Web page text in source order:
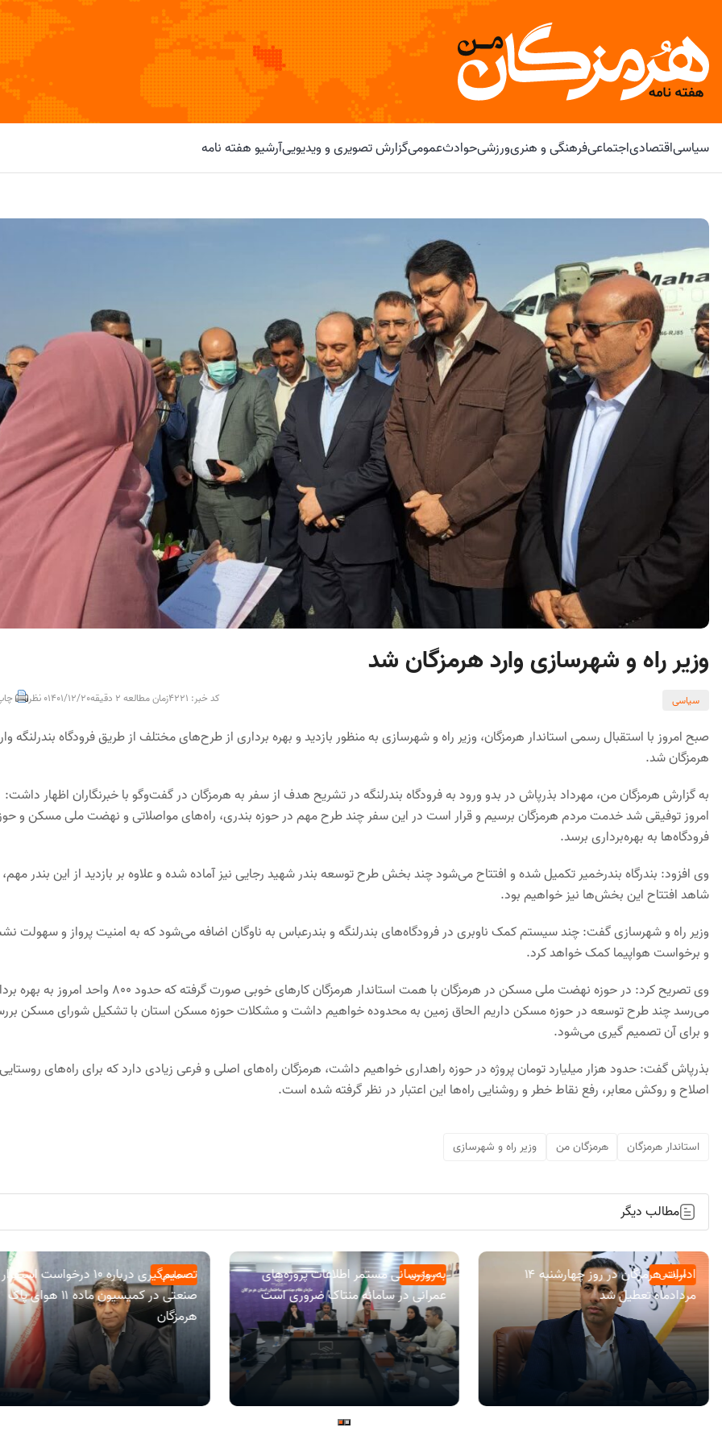
سیاسیاقتصادیاجتماعیفرهنگی و هنریورزشیحوادثعمومیگزارش تصویری و ویدیوییآرشیو هفته نامه
وزیر راه و شهرسازی وارد هرمزگان شد
سیاسی کد خبر: 4221 زمان مطالعه 2 دقیقه 1401/12/200 نظر
صبح امروز با استقبال رسمی استاندار هرمزگان، وزیر راه و شهرسازی به منظور بازدید و بهره برداری از طرح‌های مختلف از طریق فرودگاه بندرلنگه
هرمزگان شد.
به گزارش هرمزگان من، مهرداد بذرپاش در بدو ورود به فرودگاه بندرلنگه در تشریح هدف از سفر به هرمزگان در گفت‌وگو با خبرنگاران اظهار داشت:
امروز توفیقی شد خدمت مردم هرمزگان برسیم و قرار است در این سفر چند طرح مهم در حوزه بندری، راه‌های مواصلاتی و نهضت ملی مسکن و
فرودگاه‌ها به بهره‌برداری برسد.
وی افزود: بندرگاه بندرخمیر تکمیل شده و افتتاح می‌شود چند بخش طرح توسعه بندر شهید رجایی نیز آماده شده و علاوه بر بازدید از این بندر مهم،
شاهد افتتاح این بخش‌ها نیز خواهیم بود.
وزیر راه و شهرسازی گفت: چند سیستم کمک ناوبری در فرودگاه‌های بندرلنگه و بندرعباس به ناوگان اضافه می‌شود که به امنیت پرواز و سهولت
و برخواست هواپیما کمک خواهد کرد.
وی تصریح کرد: در حوزه نهضت ملی مسکن در هرمزگان با همت استاندار هرمزگان کارهای خوبی صورت گرفته که حدود 800 واحد
می‌رسد چند طرح توسعه در حوزه مسکن داریم الحاق زمین به محدوده خواهیم داشت و مشکلات حوزه مسکن استان با تشکیل شورای مسکن
و برای آن تصمیم گیری می‌شود.
بذرپاش گفت: حدود هزار میلیارد تومان پروژه در حوزه راهداری خواهیم داشت، هرمزگان راه‌های اصلی و فرعی زیادی دارد که برای راه‌های
اصلاح و روکش معابر، رفع نقاط خطر و روشنایی راه‌ها این اعتبار در نظر گرفته شده است.
استاندار هرمزگان هرمزگان من وزير راه و شهرسازی
مطالب دیگر
سیاسی
تصمیم‌گیری درباره ۱۰ درخواست استقرار
صنعتی در کمیسیون ماده ۱۱ هوای پاک
هرمزگان
سیاسی
به‌روزرسانی مستمر اطلاعات پروژه‌های
عمرانی در سامانه منتاک ضروری است
سیاسی
ادارات هرمزگان در روز چهارشنبه ۱۴
مردادماه تعطیل شد